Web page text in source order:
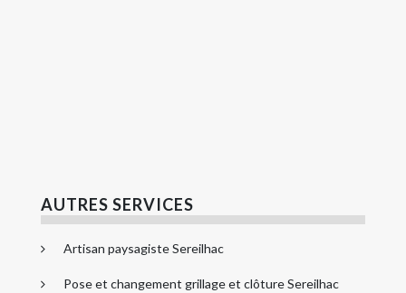
AUTRES SERVICES
Artisan paysagiste Sereilhac
Pose et changement grillage et clôture Sereilhac